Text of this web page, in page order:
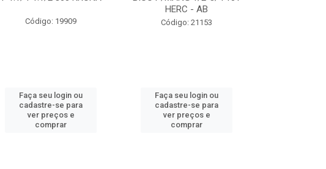
Código: 19909
Faça seu login ou
cadastre-se para
ver preços e
comprar
HERC - AB
Código: 21153
Faça seu login ou
cadastre-se para
ver preços e
comprar